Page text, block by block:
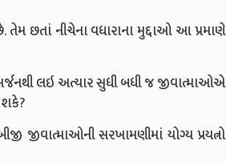
તેમ છતાં નીચેના વધારાના મુદ્દાઓ આ પ્રમાણે
સર્જનથી લઇ અત્યાર સુધી બધી જ જીવાત્માઓએ
શકે?
જીવાત્માઓની સરખામણીમાં યોગ્ય પ્રયત્નો